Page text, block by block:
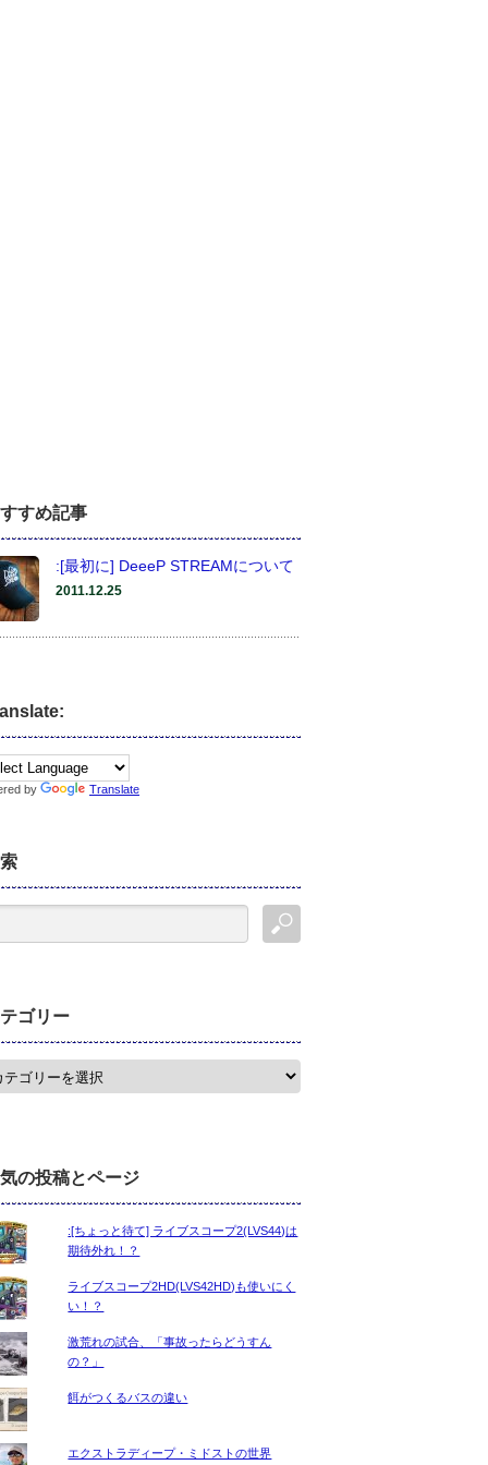
すめ記事
:[最初に] DeeeP STREAMについて
2011.12.25
by Translate
ゴリー
の投稿とページ
:[ちょっと待て] ライブスコープ2(LVS44)は
期待外れ！？
ライブスコープ2HD(LVS42HD)も使いにく
い！？
激荒れの試合、「事故ったらどうすん
の？」
餌がつくるバスの違い
エクストラディープ・ミドストの世界